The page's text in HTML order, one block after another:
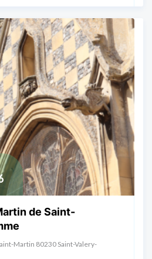
de Saint-
Martin 80230 Saint-Valery-